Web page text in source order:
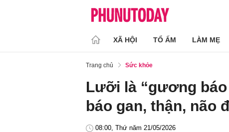
XÃ HỘI TỔ ẤM LÀM MẸ
Trang chủ Sức khỏe
Lưỡi là “gương
báo gan, thận, não
08:00, Thứ năm 21/05/2026